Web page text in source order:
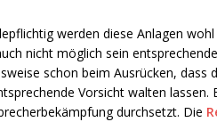
werden diese Anlagen
nicht möglich sein
schon beim Ausrücken,
Vorsicht walten lassen.
durchsetzt. Die